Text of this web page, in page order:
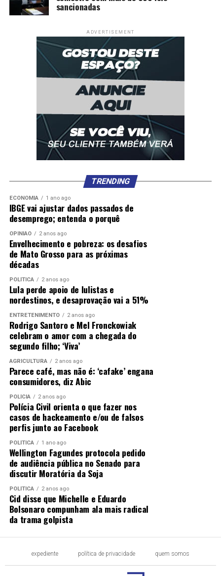
sancionadas
ADVERTISEMENT
TRENDING
ECONOMIA 1 ano ago
IBGE vai ajustar dados passados de
desemprego; entenda o porquê
OPINIÃO 2 anos ago
Envelhecimento e pobreza: os desafios
de Mato Grosso para as próximas
décadas
POLÍTICA 2 anos ago
Lula perde apoio de lulistas e
nordestinos, e desaprovação vai a 51%
ENTRETENIMENTO 2 anos ago
Rodrigo Santoro e Mel Fronckowiak
celebram o amor com a chegada do
segundo filho; ‘Viva’
AGRICULTURA 2 anos ago
Parece café, mas não é: ‘cafake’ engana
consumidores, diz Abic
POLÍCIA 2 anos ago
Polícia Civil orienta o que fazer nos
casos de hackeamento e/ou de falsos
perfis junto ao Facebook
POLÍTICA 1 ano ago
Wellington Fagundes protocola pedido
de audiência pública no Senado para
discutir Moratória da Soja
POLÍTICA 2 anos ago
Cid disse que Michelle e Eduardo
Bolsonaro compunham ala mais radical
da trama golpista
expediente política de privacidade quem somos